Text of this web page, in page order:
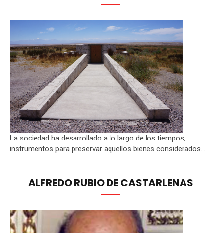
La sociedad ha desarrollado a lo largo de los tiempos,
instrumentos para preservar aquellos bienes considerados...
ALFREDO RUBIO DE CASTARLENAS